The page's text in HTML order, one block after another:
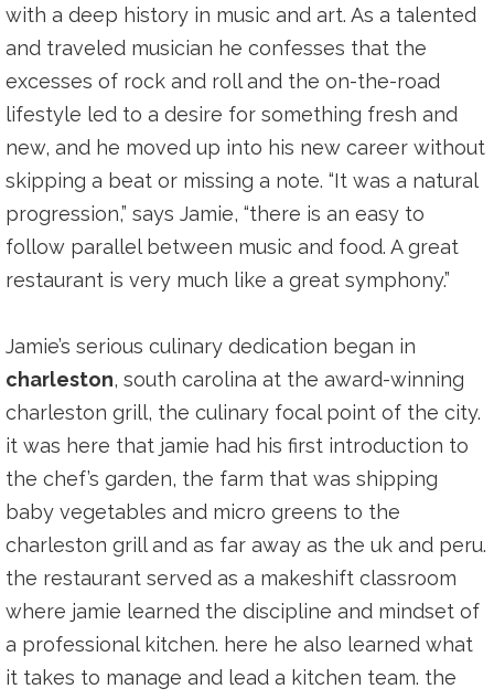
with a deep history in music and art. As a talented
and traveled musician he confesses that the
excesses of rock and roll and the on-the-road
lifestyle led to a desire for something fresh and
new, and he moved up into his new career without
skipping a beat or missing a note. “It was a natural
progression,” says Jamie, “there is an easy to
follow parallel between music and food. A great
restaurant is very much like a great symphony.”
Jamie’s serious culinary dedication began in
charleston, south carolina at the award-winning
charleston grill, the culinary focal point of the city.
it was here that jamie had his first introduction to
the chef’s garden, the farm that was shipping
baby vegetables and micro greens to the
charleston grill and as far away as the uk and peru.
the restaurant served as a makeshift classroom
where jamie learned the discipline and mindset of
a professional kitchen. here he also learned what
it takes to manage and lead a kitchen team. the